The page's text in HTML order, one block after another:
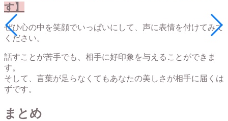
す】
ぜひ心の中を笑顔でいっぱいにして、声に表情を付けてみて
ください。
話すことが苦手でも、相手に好印象を与えることができま
す。
そして、言葉が足らなくてもあなたの美しさが相手に届くは
ずです。
まとめ